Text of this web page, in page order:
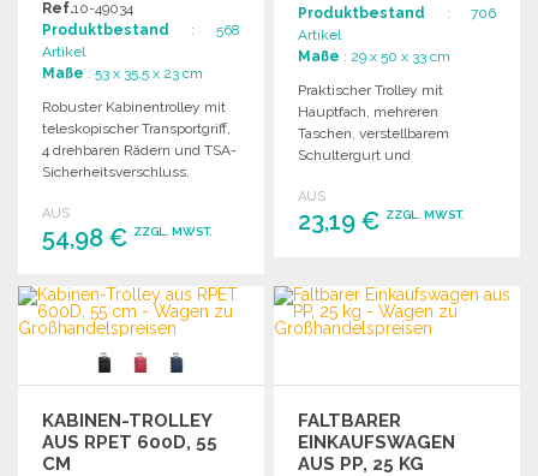
Ref.10-49034
Produktbestand : 568
Artikel
Maße : 53 x 35.5 x 23 cm
Robuster Kabinentrolley mit
teleskopischer Transportgriff,
4 drehbaren Rädern und TSA-
Sicherheitsverschluss.
Befestigungsgurten.
AUS
54,98 € ZZGL. MWST.
BESTELLEN
Angebot anfordern
Produktbestand : 706
Artikel
Maße : 29 x 50 x 33 cm
Praktischer Trolley mit
Hauptfach, mehreren
Taschen, verstellbarem
Schultergurt und
Reisen und Transport.
AUS
23,19 € ZZGL. MWST.
Angebot anfordern
KABINEN-TROLLEY
AUS RPET 600D, 55
CM
FALTBARER
EINKAUFSWAGEN
AUS PP, 25 KG